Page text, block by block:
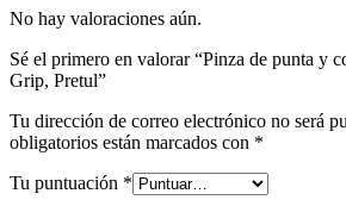
No hay valoraciones aún.
Sé el primero en valorar “Pinza de punta y
Grip, Pretul”
Tu dirección de correo electrónico no será
obligatorios están marcados con *
Tu puntuación *